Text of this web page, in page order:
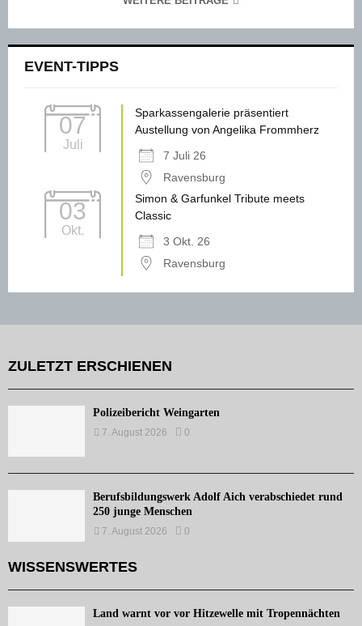
EVENT-TIPPS
07
Juli
Sparkassengalerie präsentiert
Austellung von Angelika Frommherz
7 Juli 26
Ravensburg
03
Okt.
Simon & Garfunkel Tribute meets
Classic
3 Okt. 26
Ravensburg
ZULETZT ERSCHIENEN
Polizeibericht Weingarten
7. August 2026 0
Berufsbildungswerk Adolf Aich verabschiedet rund
250 junge Menschen
7. August 2026 0
WISSENSWERTES
Land warnt vor vor Hitzewelle mit Tropennächten